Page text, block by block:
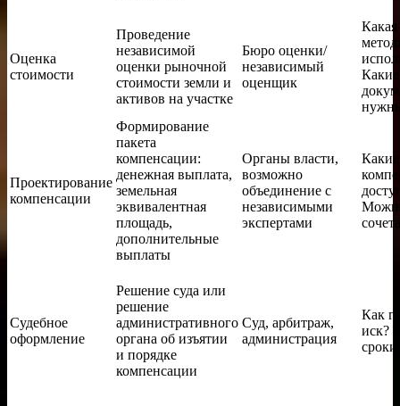
Оценка
стоимости
Проведение
независимой
оценки рыночной
стоимости земли и
активов на участке
Бюро оценки/
независимый
оценщик
Какая
Какие
Проектирование
компенсации
Формирование
пакета
компенсации:
денежная выплата,
земельная
эквивалентная
площадь,
дополнительные
выплаты
Органы власти,
возможно
объединение с
независимыми
экспертами
Судебное
оформление
Решение суда или
решение
административного
органа об изъятии
и порядке
компенсации
Суд, арбитраж,
администрация
Как
иск?